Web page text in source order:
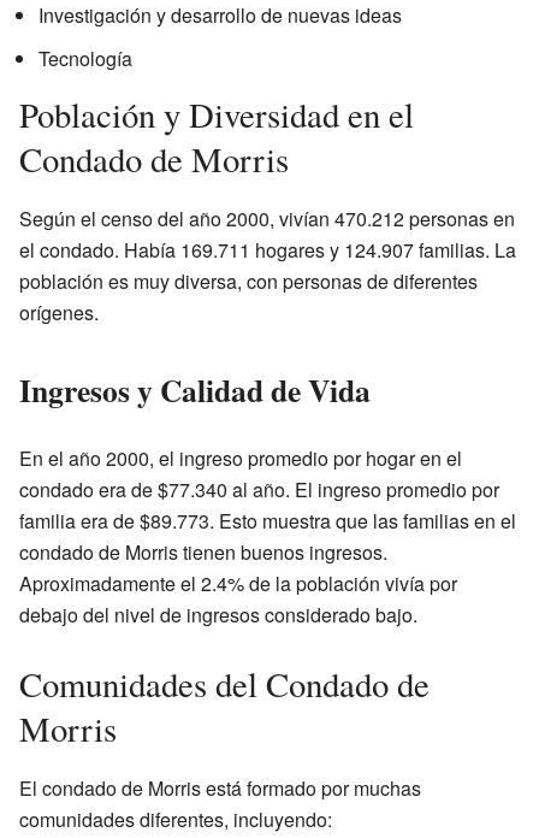
Investigación y desarrollo de nuevas ideas
Tecnología
Población y Diversidad en el
Condado de Morris
Según el censo del año 2000, vivían 470.212 personas en
el condado. Había 169.711 hogares y 124.907 familias. La
población es muy diversa, con personas de diferentes
orígenes.
Ingresos y Calidad de Vida
En el año 2000, el ingreso promedio por hogar en el
condado era de $77.340 al año. El ingreso promedio por
familia era de $89.773. Esto muestra que las familias en el
condado de Morris tienen buenos ingresos.
Aproximadamente el 2.4% de la población vivía por
debajo del nivel de ingresos considerado bajo.
Comunidades del Condado de
Morris
El condado de Morris está formado por muchas
comunidades diferentes, incluyendo: